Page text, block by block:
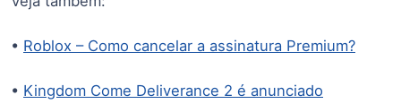
• Roblox – Como cancelar a assinatura Premium?
• Kingdom Come Deliverance 2 é anunciado